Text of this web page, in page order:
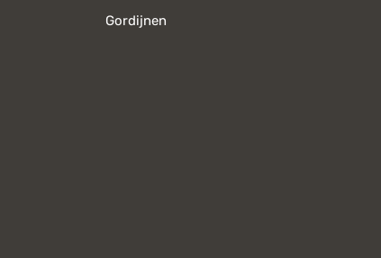
Gordijnen